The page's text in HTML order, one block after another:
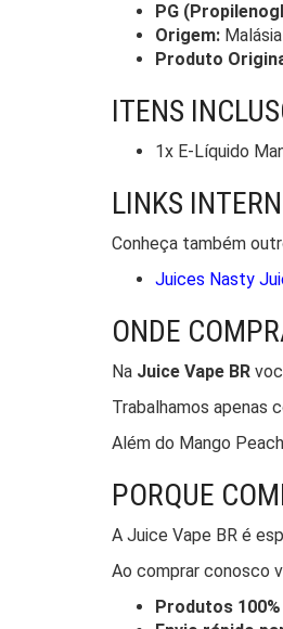
PG
Origem: Malásia
Produto
ITENS
1x E-Líquido
LINKS
Conheça também
Juices Nasty
ONDE
Na Juice Vape BR
Trabalhamos apenas
Além do Mango
PORQUE
A Juice Vape BR é
Ao comprar conosco
Produtos